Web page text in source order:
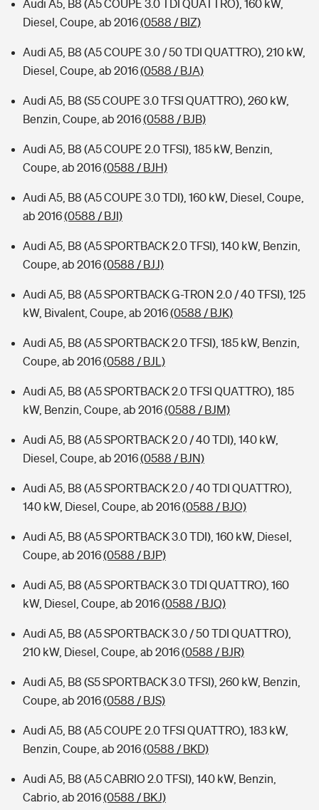
Audi A5, B8 (A5 COUPE 3.0 TDI QUATTRO), 160 kW,
Diesel, Coupe, ab 2016(0588 / BIZ)
Audi A5, B8 (A5 COUPE 3.0 / 50 TDI QUATTRO), 210 kW,
Diesel, Coupe, ab 2016(0588 / BJA)
Audi A5, B8 (S5 COUPE 3.0 TFSI QUATTRO), 260 kW,
Benzin, Coupe, ab 2016(0588 / BJB)
Audi A5, B8 (A5 COUPE 2.0 TFSI), 185 kW, Benzin,
Coupe, ab 2016(0588 / BJH)
Audi A5, B8 (A5 COUPE 3.0 TDI), 160 kW, Diesel, Coupe,
ab 2016(0588 / BJI)
Audi A5, B8 (A5 SPORTBACK 2.0 TFSI), 140 kW, Benzin,
Coupe, ab 2016(0588 / BJJ)
Audi A5, B8 (A5 SPORTBACK G-TRON 2.0 / 40 TFSI), 125
kW, Bivalent, Coupe, ab 2016(0588 / BJK)
Audi A5, B8 (A5 SPORTBACK 2.0 TFSI), 185 kW, Benzin,
Coupe, ab 2016(0588 / BJL)
Audi A5, B8 (A5 SPORTBACK 2.0 TFSI QUATTRO), 185
kW, Benzin, Coupe, ab 2016(0588 / BJM)
Audi A5, B8 (A5 SPORTBACK 2.0 / 40 TDI), 140 kW,
Diesel, Coupe, ab 2016(0588 / BJN)
Audi A5, B8 (A5 SPORTBACK 2.0 / 40 TDI QUATTRO),
140 kW, Diesel, Coupe, ab 2016(0588 / BJO)
Audi A5, B8 (A5 SPORTBACK 3.0 TDI), 160 kW, Diesel,
Coupe, ab 2016(0588 / BJP)
Audi A5, B8 (A5 SPORTBACK 3.0 TDI QUATTRO), 160
kW, Diesel, Coupe, ab 2016(0588 / BJQ)
Audi A5, B8 (A5 SPORTBACK 3.0 / 50 TDI QUATTRO),
210 kW, Diesel, Coupe, ab 2016(0588 / BJR)
Audi A5, B8 (S5 SPORTBACK 3.0 TFSI), 260 kW, Benzin,
Coupe, ab 2016(0588 / BJS)
Audi A5, B8 (A5 COUPE 2.0 TFSI QUATTRO), 183 kW,
Benzin, Coupe, ab 2016(0588 / BKD)
Audi A5, B8 (A5 CABRIO 2.0 TFSI), 140 kW, Benzin,
Cabrio, ab 2016(0588 / BKJ)